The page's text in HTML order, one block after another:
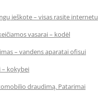
ieškote – visas rasite internetu
vasarai – kodėl
– vandens aparatai ofisui
kokybei
draudimą. Patarimai